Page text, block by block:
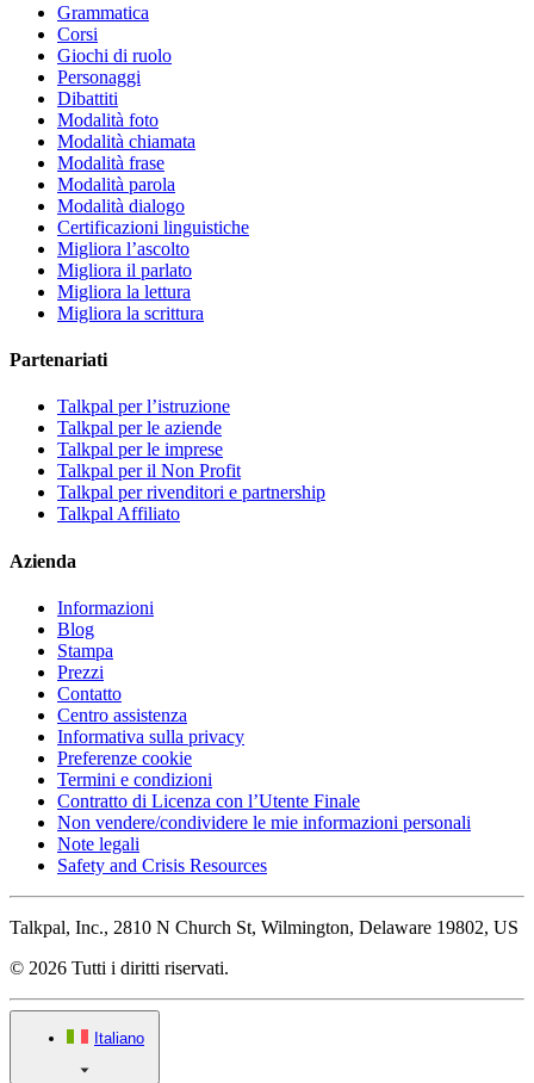
Grammatica
Corsi
Giochi di ruolo
Personaggi
Dibattiti
Modalità foto
Modalità chiamata
Modalità frase
Modalità parola
Modalità dialogo
Certificazioni linguistiche
Migliora l’ascolto
Migliora il parlato
Migliora la lettura
Migliora la scrittura
Partenariati
Talkpal per l’istruzione
Talkpal per le aziende
Talkpal per le imprese
Talkpal per il Non Profit
Talkpal per rivenditori e partnership
Talkpal Affiliato
Azienda
Informazioni
Blog
Stampa
Prezzi
Contatto
Centro assistenza
Informativa sulla privacy
Preferenze cookie
Termini e condizioni
Contratto di Licenza con l’Utente Finale
Non vendere/condividere le mie informazioni personali
Note legali
Safety and Crisis Resources
Talkpal, Inc., 2810 N Church St, Wilmington, Delaware 19802, US
© 2026 Tutti i diritti riservati.
Italiano